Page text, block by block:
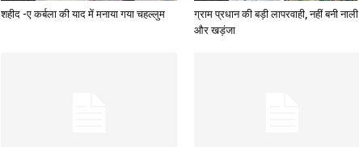
शहीद -ए कर्बला की याद में मनाया गया चहल्लुम
ग्राम प्रधान की बड़ी लापरवाही, नहीं बनी नाली
और खड़ंजा